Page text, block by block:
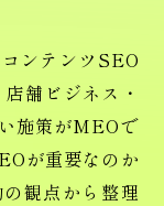
ンテンツSEO
舗ビジネス・
施策がMEOで
が重要なのか
観点から整理